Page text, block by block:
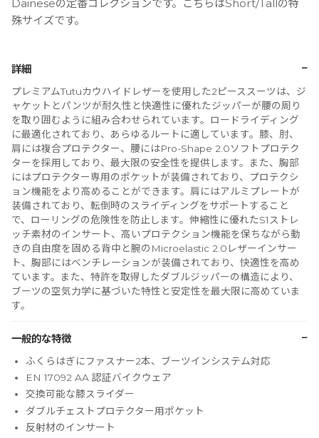
Daineseの定番コレクションです。こちらはShort/Tallの特
殊サイズです。
詳細 −
プレミアムTutuカウハイドレザーを使用した2ピーススーツは、ジ
ャケットとパンツが耐久性と快適性に優れたジッパーが腰の周り
を取り囲むように組み合わせられています。ロードライディング
に最適化されており、あらゆるルートに適しています。膝、肘、
肩には複合プロテクター、腰にはPro-Shape 2.0ソフトプロテク
ターを採用しており、最大限の安全性を提供します。また、胸部
にはプロテクター専用のポケットが装備されており、プロテクシ
ョン機能をより高めることができます。肩にはアルミプレートが
装備されており、転倒時のスライディングをサポートすること
で、ローリングの危険性を防止します。伸縮性に優れたS1ストレ
ッチ素材のインサート、高いプロテクション機能を保ちながら動
きの自由度を固める背中と腕のMicroelastic 2.0レザーインサー
ト、胸部にはベンチレーションが装備されており、快適性を高め
ています。また、特許を取得したダブルジッパーの構造により、
ブーツの空気力学に基づいた特性と安定性を最大限に高めていま
す。
一般的な特徴 −
ふくらはぎにファスナー2本、ブーツインシステム対応
EN 17092 AA 認証バイクウェア
交換可能な膝スライダー
ダブルチェストプロテクター用ポケット
反射材のインサート